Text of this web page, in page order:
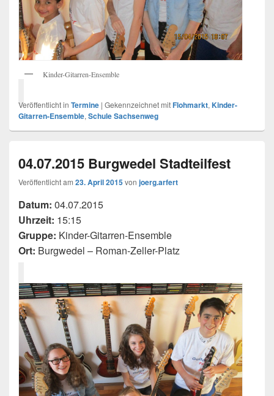
Kinder-Gitarren-Ensemble
Veröffentlicht in Termine | Gekennzeichnet mitFlohmarkt, Kinder-
Gitarren-Ensemble, Schule Sachsenweg
04.07.2015 Burgwedel Stadteilfest
Veröffentlicht am 23. April 2015von joerg.arfert
Datum: 04.07.2015
Uhrzeit: 15:15
Gruppe: Kinder-Gitarren-Ensemble
Ort: Burgwedel – Roman-Zeller-Platz